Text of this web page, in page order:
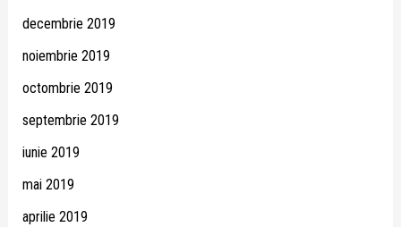
decembrie 2019
noiembrie 2019
octombrie 2019
septembrie 2019
iunie 2019
mai 2019
aprilie 2019